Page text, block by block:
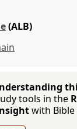
(ALB)
tools in the
with Bible